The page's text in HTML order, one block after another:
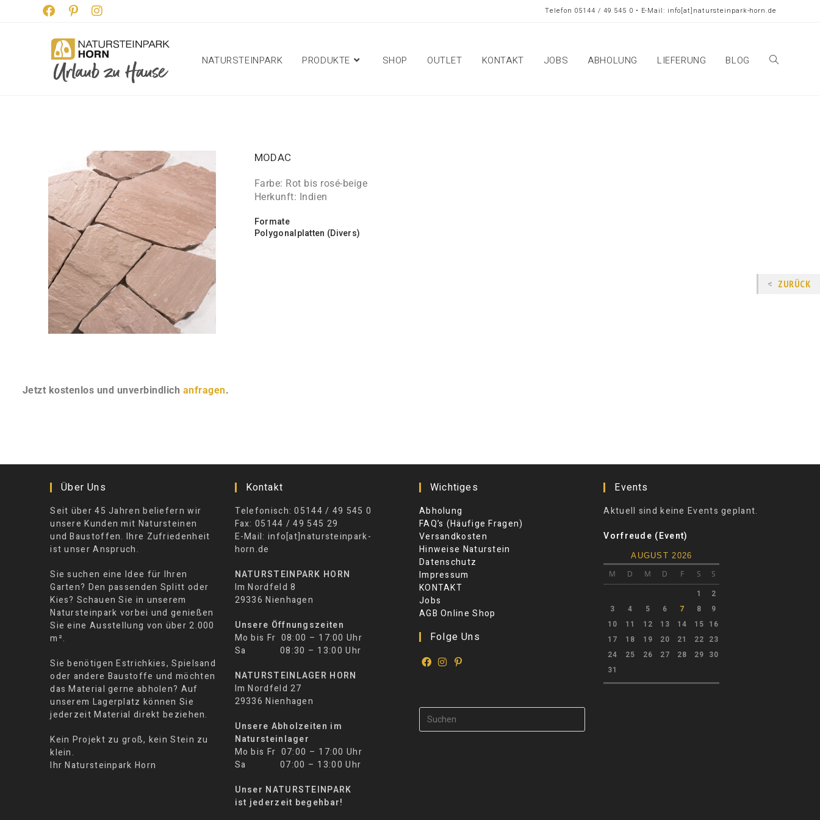
Telefon 05144 / 49 545 0 • E-Mail: info[at]natursteinpark-horn.de
NATURSTEINPARK PRODUKTE SHOP OUTLET KONTAKT JOBS ABHOLUNG LIEFERUNG BLOG
MODAC
Farbe: Rot bis rosé-beige
Herkunft: Indien
Formate
Polygonalplatten (Divers)
Jetzt kostenlos und unverbindlich anfragen.
Über Uns
Seit über 45 Jahren beliefern wir
unsere Kunden mit Natursteinen
und Baustoffen. Ihre Zufriedenheit
ist unser Anspruch.
Sie suchen eine Idee für Ihren
Garten? Den passenden Splitt oder
Kies? Schauen Sie in unserem
Natursteinpark vorbei und genießen
Sie eine Ausstellung von über 2.000
m².
Sie benötigen Estrichkies, Spielsand
oder andere Baustoffe und möchten
das Material gerne abholen? Auf
unserem Lagerplatz können Sie
jederzeit Material direkt beziehen.
Kein Projekt zu groß, kein Stein zu
klein.
Ihr Natursteinpark Horn
Kontakt
Telefonisch: 05144 / 49 545 0
Fax: 05144 / 49 545 29
E-Mail: info[at]natursteinpark-
horn.de
NATURSTEINPARK HORN
Im Nordfeld 8
29336 Nienhagen
Unsere Öffnungszeiten
Mo bis Fr 08:00 – 17:00 Uhr
Sa 08:30 – 13:00 Uhr
NATURSTEINLAGER HORN
Im Nordfeld 27
29336 Nienhagen
Unsere Abholzeiten im
Natursteinlager
Mo bis Fr 07:00 – 17:00 Uhr
Sa 07:00 – 13:00 Uhr
Unser NATURSTEINPARK
ist jederzeit begehbar!
Wichtiges
Abholung
FAQ’s (Häufige Fragen)
Versandkosten
Hinweise Naturstein
Datenschutz
Impressum
KONTAKT
Jobs
AGB Online Shop
Folge Uns
Events
Aktuell sind keine Events geplant.
Vorfreude (Event)
AUGUST 2026
M D M D F S S
1
2
3
4 5 6 7 8
9
10
11 12 13 14 15 16
17
18 19 20 21 22 23
24
25 26 27 28 29 30
31
ZURÜCK